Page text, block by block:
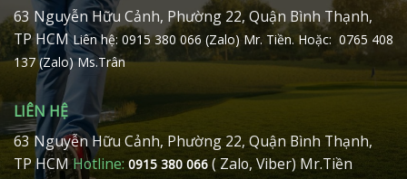
63 Nguyễn Hữu Cảnh, Phường 22, Quận Bình Thạnh,
TP HCMLiên hệ: 0915 380 066 (Zalo) Mr. Tiền. Hoặc: 0765 408
137 (Zalo) Ms.Trân
LIÊN HỆ
63 Nguyễn Hữu Cảnh, Phường 22, Quận Bình Thạnh,
TP HCMHotline: 0915 380 066 ( Zalo, Viber) Mr.Tiền